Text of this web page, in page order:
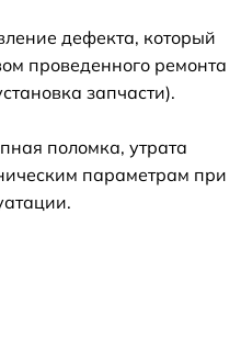
дефекта, который
проведенного ремонта
запчасти).
поломка, утрата
параметрам при